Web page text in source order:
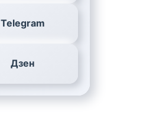
Telegram
Дзен